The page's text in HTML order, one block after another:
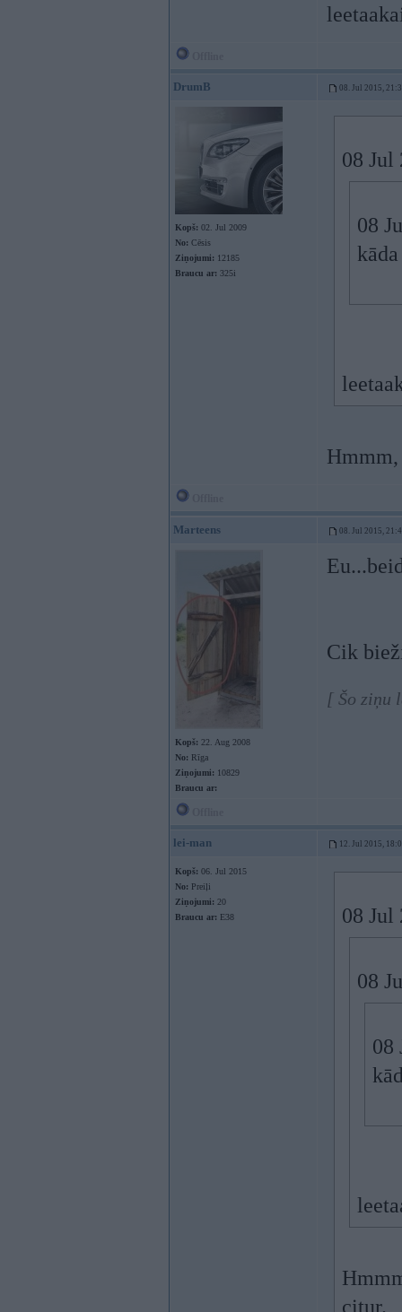
DrumB 08. Jul 2015,
Kopš: 02. Jul 2009
No: Cēsis
Ziņojumi: 12185
Braucu ar: 325i
08 Jul
08
Marteens 08. Jul 2015,
Kopš: 22. Aug 2008
No: Rīga
Ziņojumi: 10829
Braucu ar:
Cik
[ Šo ziņu
lei-man 12. Jul 2015,
Kopš: 06. Jul 2015
No: Preiļi
Ziņojumi: 20
Braucu ar: E38 08 Jul
08
08
citur.